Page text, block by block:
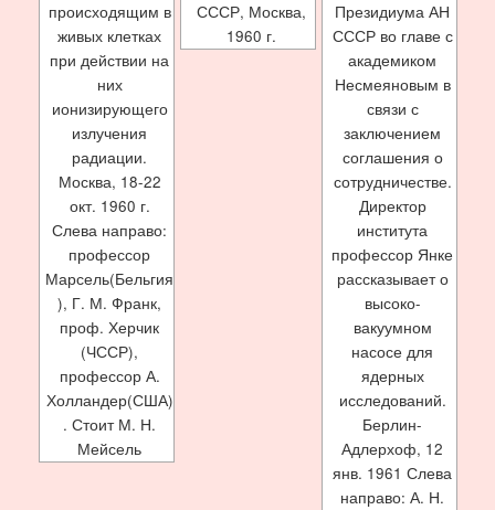
происходящим в
живых клетках
при действии на
них
ионизирующего
излучения
радиации.
Москва, 18-22
окт. 1960 г.
Слева направо:
профессор
Марсель(Бельгия
), Г. М. Франк,
проф. Херчик
(ЧССР),
профессор А.
Холландер(США)
. Стоит М. Н.
Мейсель
СССР, Москва,
1960 г.
Президиума АН
СССР во главе с
академиком
Несмеяновым в
связи с
заключением
соглашения о
сотрудничестве.
Директор
института
профессор Янке
рассказывает о
высоко-
вакуумном
насосе для
ядерных
исследований.
Берлин-
Адлерхоф, 12
янв. 1961 Слева
направо: А. Н.